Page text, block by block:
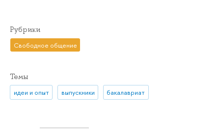
Рубрики
Свободное общение
Темы
идеи и опыт выпускники бакалавриат